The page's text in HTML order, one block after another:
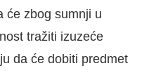
će zbog sumnji u
tražiti izuzeće
da će dobiti predmet